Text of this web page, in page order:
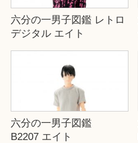
六分の一男子図鑑 レトロ
デジタル エイト
六分の一男子図鑑
B2207 エイト